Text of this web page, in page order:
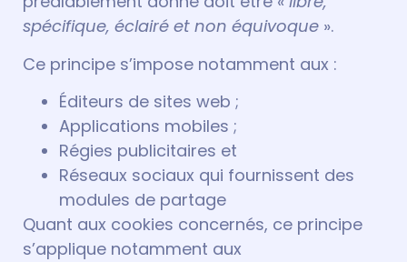
spécifique, éclairé et non équivoque ».
Ce principe s’impose notamment aux :
Éditeurs de sites web ;
Applications mobiles ;
Régies publicitaires et
Réseaux sociaux qui fournissent des
modules de partage
Quant aux cookies concernés, ce principe
s’applique notamment aux